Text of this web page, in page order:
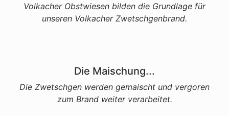
Volkacher Obstwiesen bilden die Grundlage für
unseren Volkacher Zwetschgenbrand.
Die Maischung...
Die Zwetschgen werden gemaischt und vergoren
zum Brand weiter verarbeitet.